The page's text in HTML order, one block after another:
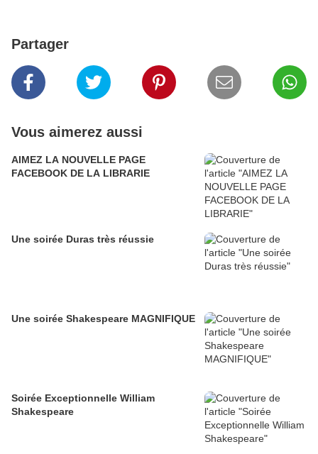
Partager
Vous aimerez aussi
AIMEZ LA NOUVELLE PAGE
FACEBOOK DE LA LIBRARIE
Une soirée Duras très réussie
Une soirée Shakespeare MAGNIFIQUE
Soirée Exceptionnelle William
Shakespeare